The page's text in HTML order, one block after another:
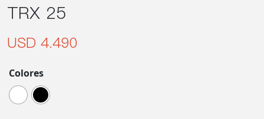
TRX 25
USD 4.490
Colores